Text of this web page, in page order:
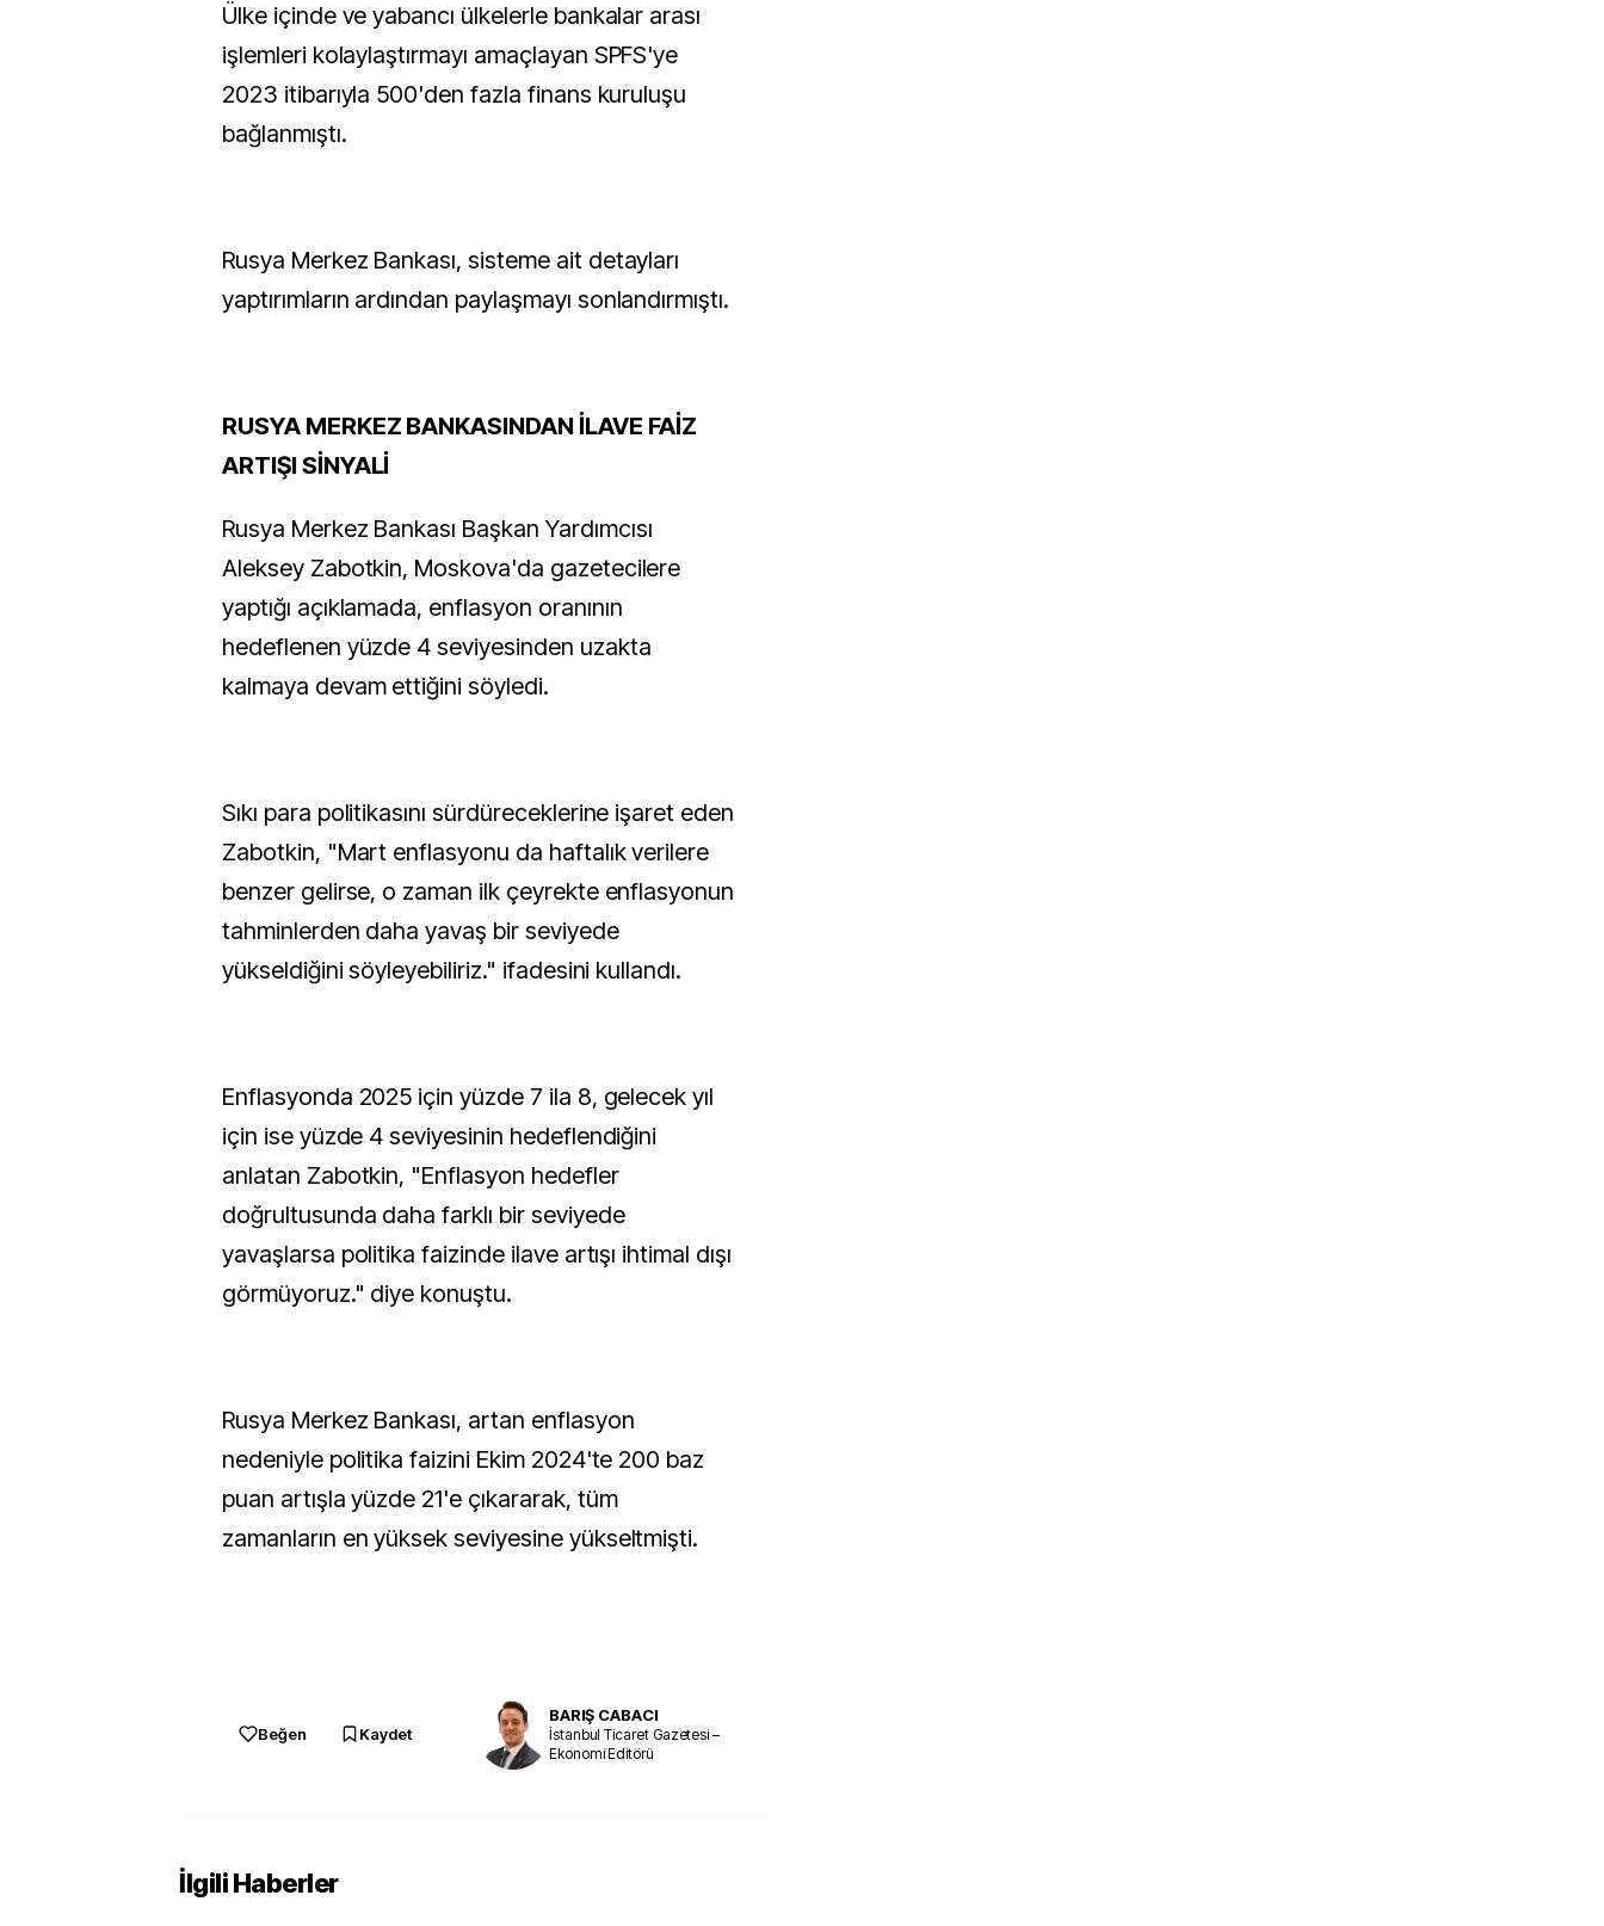
Ülke içinde ve yabancı ülkelerle bankalar arası
işlemleri kolaylaştırmayı amaçlayan SPFS'ye
2023 itibarıyla 500'den fazla finans kuruluşu
bağlanmıştı.
Rusya Merkez Bankası, sisteme ait detayları
yaptırımların ardından paylaşmayı sonlandırmıştı.
RUSYA MERKEZ BANKASINDAN İLAVE FAİZ
ARTIŞI SİNYALİ
Rusya Merkez Bankası Başkan Yardımcısı
Aleksey Zabotkin, Moskova'da gazetecilere
yaptığı açıklamada, enflasyon oranının
hedeflenen yüzde 4 seviyesinden uzakta
kalmaya devam ettiğini söyledi.
Sıkı para politikasını sürdüreceklerine işaret eden
Zabotkin, "Mart enflasyonu da haftalık verilere
benzer gelirse, o zaman ilk çeyrekte enflasyonun
tahminlerden daha yavaş bir seviyede
yükseldiğini söyleyebiliriz." ifadesini kullandı.
Enflasyonda 2025 için yüzde 7 ila 8, gelecek yıl
için ise yüzde 4 seviyesinin hedeflendiğini
anlatan Zabotkin, "Enflasyon hedefler
doğrultusunda daha farklı bir seviyede
yavaşlarsa politika faizinde ilave artışı ihtimal dışı
görmüyoruz." diye konuştu.
Rusya Merkez Bankası, artan enflasyon
nedeniyle politika faizini Ekim 2024'te 200 baz
puan artışla yüzde 21'e çıkararak, tüm
zamanların en yüksek seviyesine yükseltmişti.
Beğen Kaydet
BARIŞ CABACI
İstanbul Ticaret Gazetesi –
Ekonomi Editörü
İlgili Haberler